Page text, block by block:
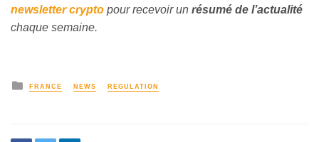
newsletter crypto pour recevoir un résumé de l’actualité
chaque semaine.
FRANCE NEWS REGULATION